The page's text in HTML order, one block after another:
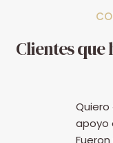
Clientes que
apoyo